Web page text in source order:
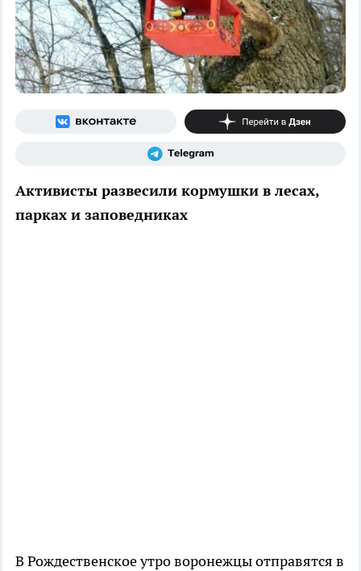
Активисты развесили кормушки в лесах,
парках и заповедниках
В Рождественское утро воронежцы отправятся в